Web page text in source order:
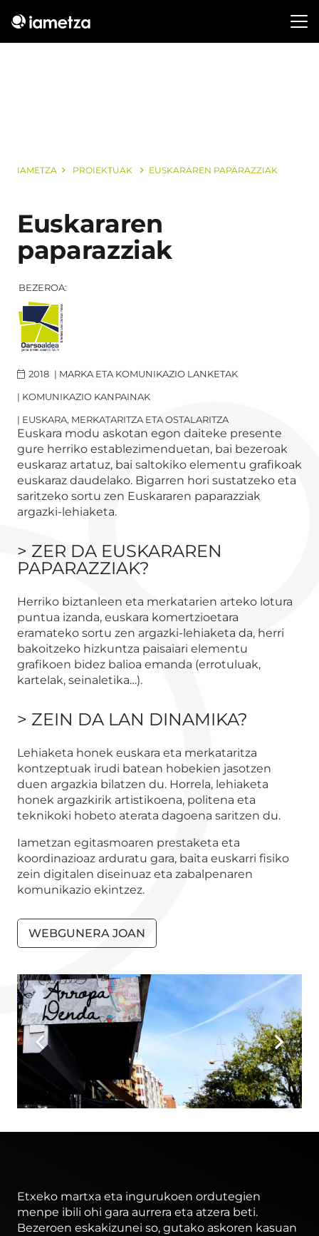
IAMETZA PROIEKTUAK EUSKARAREN PAPARAZZIAK
Euskararen
paparazziak
BEZEROA:
2018 | MARKA ETA KOMUNIKAZIO LANKETAK
| KOMUNIKAZIO KANPAINAK
| EUSKARA, MERKATARITZA ETA OSTALARITZA
Euskara modu askotan egon daiteke presente
gure herriko establezimenduetan, bai bezeroak
euskaraz artatuz, bai saltokiko elementu grafikoak
euskaraz daudelako. Bigarren hori sustatzeko eta
saritzeko sortu zen Euskararen paparazziak
argazki-lehiaketa.
> ZER DA EUSKARAREN
PAPARAZZIAK?
Herriko biztanleen eta merkatarien arteko lotura
puntua izanda, euskara komertzioetara
eramateko sortu zen argazki-lehiaketa da, herri
bakoitzeko hizkuntza paisaiari elementu
grafikoen bidez balioa emanda (errotuluak,
kartelak, seinaletika…).
> ZEIN DA LAN DINAMIKA?
Lehiaketa honek euskara eta merkataritza
kontzeptuak irudi batean hobekien jasotzen
duen argazkia bilatzen du. Horrela, lehiaketa
honek argazkirik artistikoena, politena eta
teknikoki hobeto aterata dagoena saritzen du.
Iametzan egitasmoaren prestaketa eta
koordinazioaz arduratu gara, baita euskarri fisiko
zein digitalen diseinuaz eta zabalpenaren
komunikazio ekintzez.
WEBGUNERA JOAN
Etxeko martxa eta ingurukoen ordutegien
menpe ibili ohi gara aurrera eta atzera beti.
Bezeroen eskakizunei so, gutako askoren kasuan